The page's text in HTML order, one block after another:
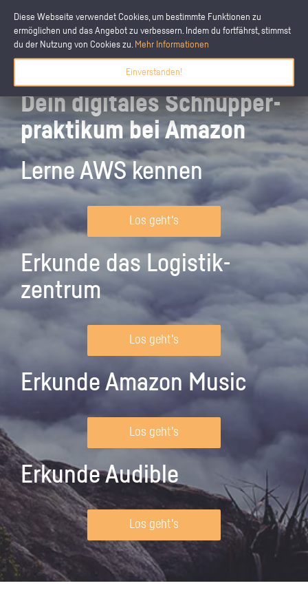
Diese Webseite verwendet Cookies, um bestimmte Funktionen zu
ermöglichen und das Angebot zu verbessern. Indem du fortfährst, stimmst
du der Nutzung von Cookies zu. Mehr Informationen
Einverstanden!
Dein digitales Schnupper­
praktikum bei Amazon
Lerne AWS kennen
Los geht's
Erkunde das Logistik­
zentrum
Los geht's
Erkunde Amazon Music
Los geht's
Erkunde Audible
Los geht's